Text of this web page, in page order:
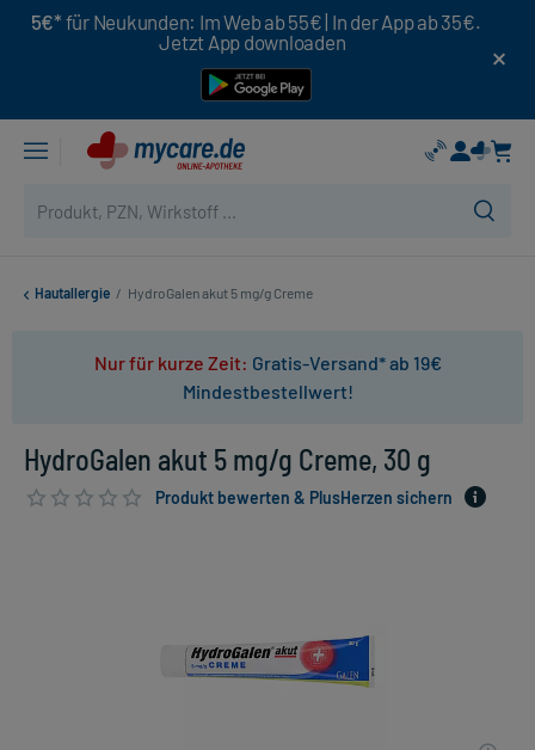
5€* für Neukunden: Im Web ab 55€ | In der App ab 35€.
Jetzt App downloaden
Hautallergie / HydroGalen akut 5 mg/g Creme
Nur für kurze Zeit: Gratis-Versand* ab 19€
Mindestbestellwert!
HydroGalen akut 5 mg/g Creme, 30 g
Produkt bewerten & PlusHerzen sichern